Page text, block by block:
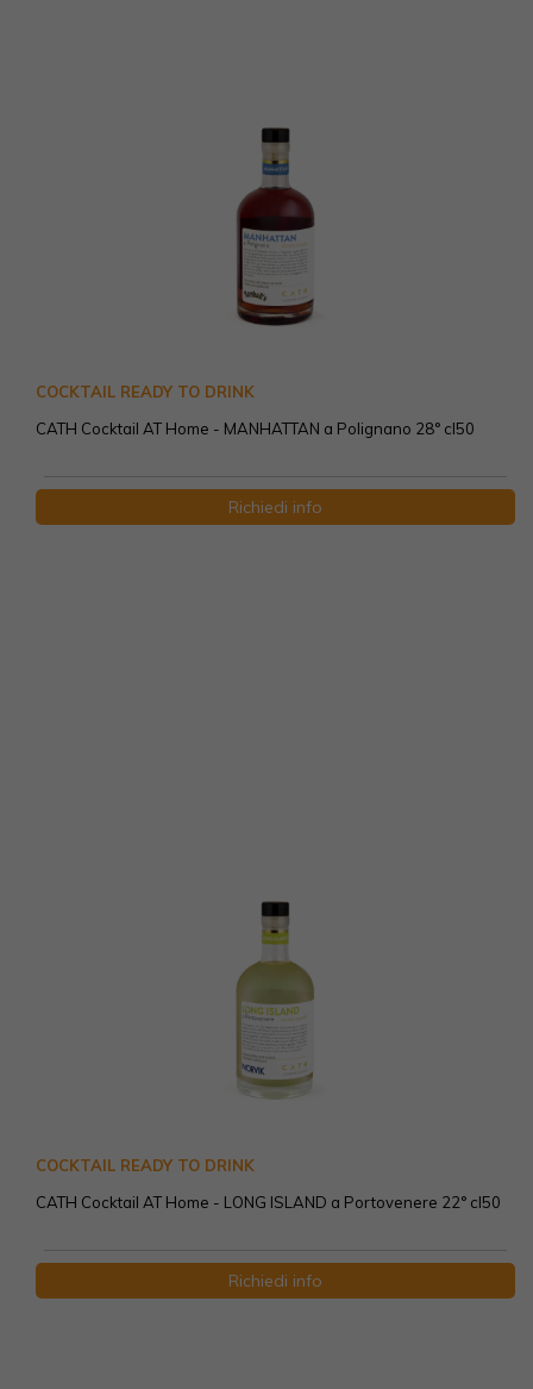
COCKTAIL READY TO DRINK
CATH Cocktail AT Home - MANHATTAN a Polignano 28° cl50
Richiedi info
COCKTAIL READY TO DRINK
CATH Cocktail AT Home - LONG ISLAND a Portovenere 22° cl50
Richiedi info